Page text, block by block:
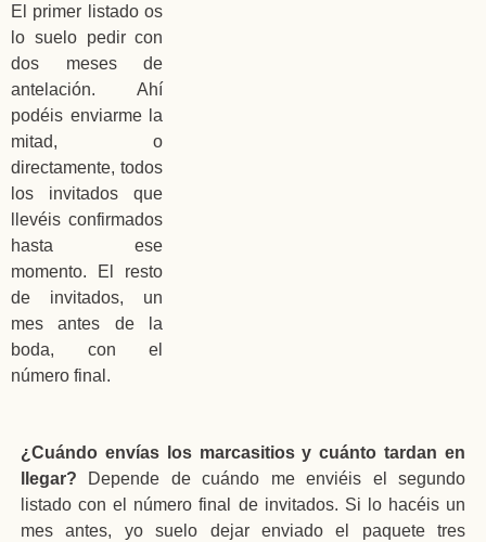
El primer listado os
lo suelo pedir con
dos meses de
antelación. Ahí
podéis enviarme la
mitad, o
directamente, todos
los invitados que
llevéis confirmados
hasta ese
momento. El resto
de invitados, un
mes antes de la
boda, con el
número final.
¿Cuándo envías los marcasitios y cuánto tardan en
llegar? Depende de cuándo me enviéis el segundo
listado con el número final de invitados. Si lo hacéis un
mes antes, yo suelo dejar enviado el paquete tres